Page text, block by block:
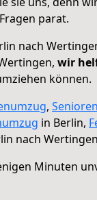
parat.
nach
wir
können.
,
in Berlin,
nach
Minuten